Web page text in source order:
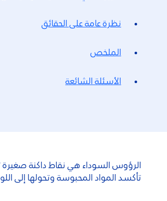
نظرة عامة على الحقائق
الملخص
الأسئلة الشائعة
الرؤوس السوداء هي نقاط داكنة
تأكسد المواد المحبوسة وتحولها إلى